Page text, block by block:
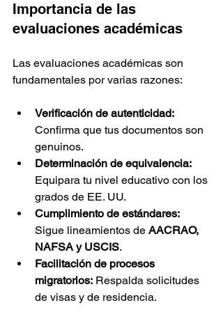
Importancia de las
evaluaciones académicas
Las evaluaciones académicas son
fundamentales por varias razones:
Verificación de autenticidad:
Confirma que tus documentos son
genuinos.
Determinación de equivalencia:
Equipara tu nivel educativo con los
grados de EE. UU.
Cumplimiento de estándares:
Sigue lineamientos de AACRAO,
NAFSA y USCIS.
Facilitación de procesos
migratorios: Respalda solicitudes
de visas y de residencia.